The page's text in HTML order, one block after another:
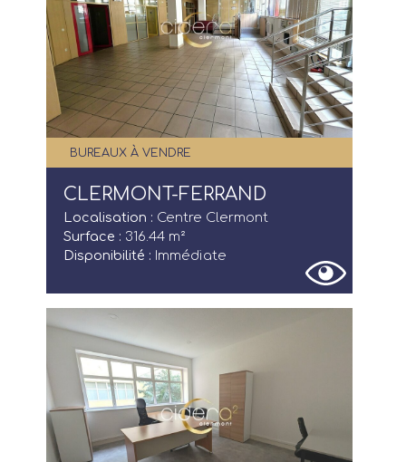
BUREAUX À VENDRE
CLERMONT-FERRAND
Localisation : Centre Clermont
Surface : 316.44 m²
Disponibilité : Immédiate